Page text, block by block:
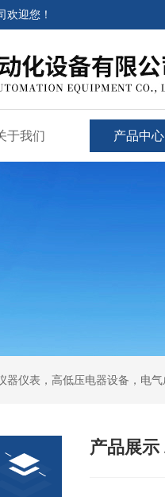
欢迎您！
于我们 产品中心
器仪表，高低压电器设备，电气
产品展示